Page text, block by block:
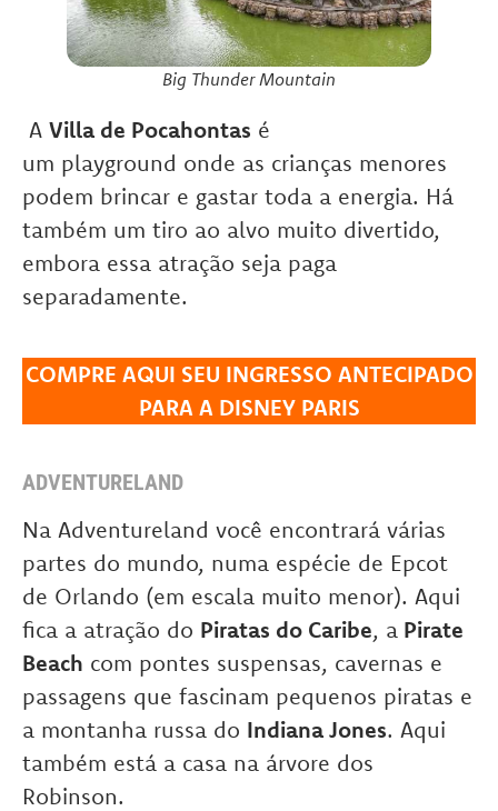
Big Thunder Mountain
A Villa de Pocahontas é
um playground onde as crianças menores
podem brincar e gastar toda a energia. Há
também um tiro ao alvo muito divertido,
embora essa atração seja paga
separadamente.
COMPRE AQUI SEU INGRESSO ANTECIPADO
PARA A DISNEY PARIS
ADVENTURELAND
Na Adventureland você encontrará várias
partes do mundo, numa espécie de Epcot
de Orlando (em escala muito menor). Aqui
fica a atração do Piratas do Caribe, a Pirate
Beach com pontes suspensas, cavernas e
passagens que fascinam pequenos piratas e
a montanha russa do Indiana Jones. Aqui
também está a casa na árvore dos
Robinson.